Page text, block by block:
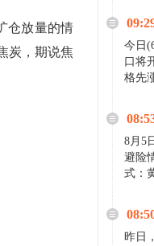
仓放量的情
炭，期说焦
家好
今日
口将
格先
8月5
避险
式：
场来
昨日